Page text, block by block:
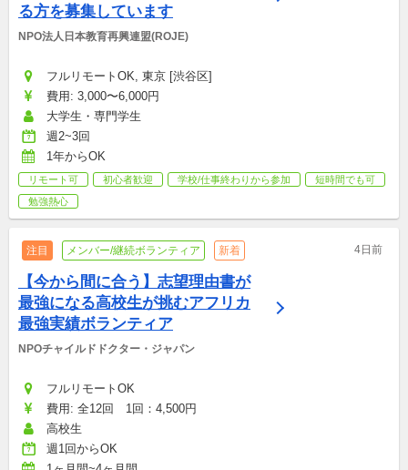
る方を募集しています
NPO法人日本教育再興連盟(ROJE)
フルリモートOK, 東京 [渋谷区]
費用: 3,000〜6,000円
大学生・専門学生
週2~3回
1年からOK
リモート可 初心者歓迎 学校/仕事終わりから参加
短時間でも可
勉強熱心
注目 メンバー/継続ボランティア 新着 4日前
【今から間に合う】志望理由書が
最強になる高校生が挑むアフリカ
最強実績ボランティア
NPOチャイルドドクター・ジャパン
フルリモートOK
費用: 全12回　1回：4,500円
高校生
週1回からOK